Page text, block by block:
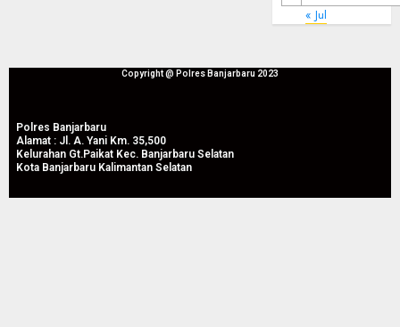
« Jul
Copyright @ Polres Banjarbaru 2023
Polres Banjarbaru
Alamat : Jl. A. Yani Km. 35,500
Kelurahan Gt.Paikat Kec. Banjarbaru Selatan
Kota Banjarbaru Kalimantan Selatan